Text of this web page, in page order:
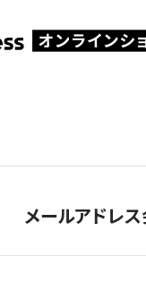
メールアドレ